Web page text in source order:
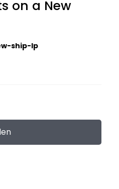
on a New
ship-lp